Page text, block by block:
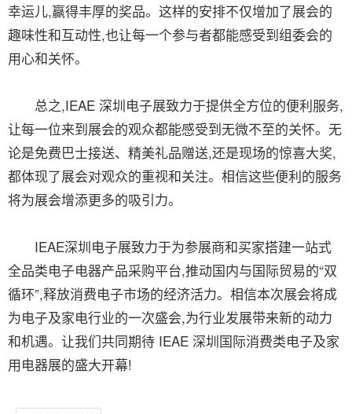
幸运儿,赢得丰厚的奖品。这样的安排不仅增加了展会的
趣味性和互动性,也让每一个参与者都能感受到组委会的
用心和关怀。
总之,IEAE 深圳电子展致力于提供全方位的便利服务,
让每一位来到展会的观众都能感受到无微不至的关怀。无
论是免费巴士接送、精美礼品赠送,还是现场的惊喜大奖,
都体现了展会对观众的重视和关注。相信这些便利的服务
将为展会增添更多的吸引力。
IEAE深圳电子展致力于为参展商和买家搭建一站式
全品类电子电器产品采购平台,推动国内与国际贸易的“双
循环”,释放消费电子市场的经济活力。相信本次展会将成
为电子及家电行业的一次盛会,为行业发展带来新的动力
和机遇。让我们共同期待 IEAE 深圳国际消费类电子及家
用电器展的盛大开幕!